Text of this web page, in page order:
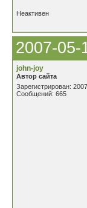
Неактивен
2007-05-
john-joy
Автор сайта
Зарегистрирован:
Сообщений: 665